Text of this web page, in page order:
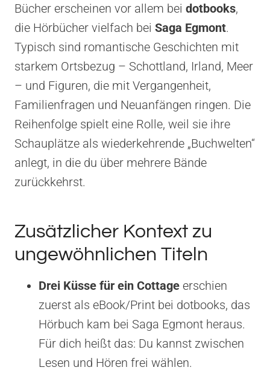
Bücher erscheinen vor allem bei dotbooks,
die Hörbücher vielfach bei Saga Egmont.
Typisch sind romantische Geschichten mit
starkem Ortsbezug – Schottland, Irland, Meer
– und Figuren, die mit Vergangenheit,
Familienfragen und Neuanfängen ringen. Die
Reihenfolge spielt eine Rolle, weil sie ihre
Schauplätze als wiederkehrende „Buchwelten“
anlegt, in die du über mehrere Bände
zurückkehrst.
Zusätzlicher Kontext zu
ungewöhnlichen Titeln
Drei Küsse für ein Cottage erschien
zuerst als eBook/Print bei dotbooks, das
Hörbuch kam bei Saga Egmont heraus.
Für dich heißt das: Du kannst zwischen
Lesen und Hören frei wählen.